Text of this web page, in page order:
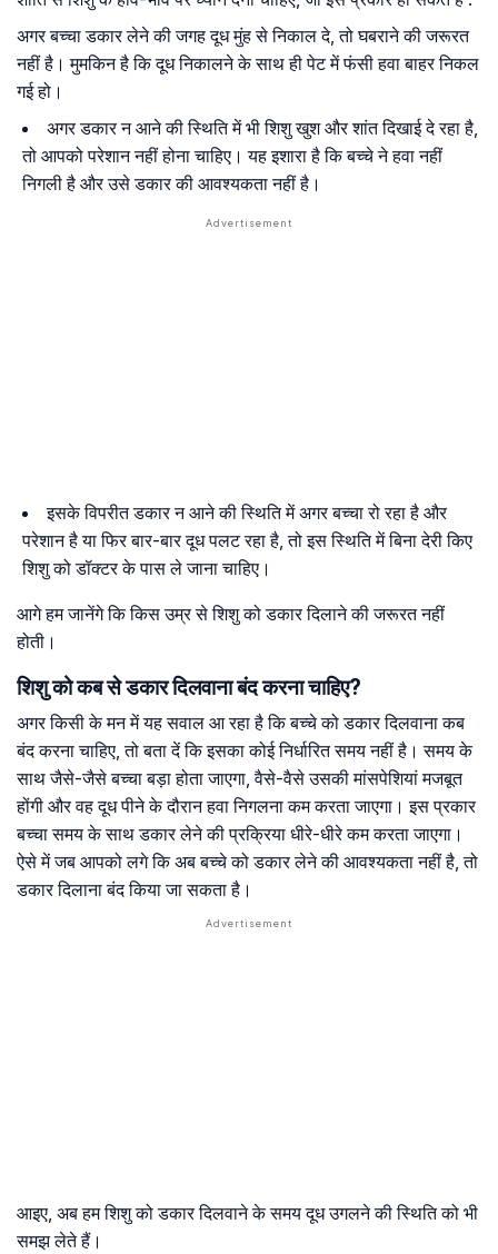
अगर बच्चा डकार लेने की जगह दूध मुंह से निकाल दे, तो घबराने की जरूरत
नहीं है। मुमकिन है कि दूध निकालने के साथ ही पेट में फंसी हवा बाहर निकल
गई हो।
अगर डकार न आने की स्थिति में भी शिशु खुश और शांत दिखाई दे रहा है,
तो आपको परेशान नहीं होना चाहिए। यह इशारा है कि बच्चे ने हवा नहीं
निगली है और उसे डकार की आवश्यकता नहीं है।
इसके विपरीत डकार न आने की स्थिति में अगर बच्चा रो रहा है और
परेशान है या फिर बार-बार दूध पलट रहा है, तो इस स्थिति में बिना देरी किए
शिशु को डॉक्टर के पास ले जाना चाहिए।
आगे हम जानेंगे कि किस उम्र से शिशु को डकार दिलाने की जरूरत नहीं
होती।
शिशु को कब से डकार दिलवाना बंद करना चाहिए?
अगर किसी के मन में यह सवाल आ रहा है कि बच्चे को डकार दिलवाना कब
बंद करना चाहिए, तो बता दें कि इसका कोई निर्धारित समय नहीं है। समय के
साथ जैसे-जैसे बच्चा बड़ा होता जाएगा, वैसे-वैसे उसकी मांसपेशियां मजबूत
होंगी और वह दूध पीने के दौरान हवा निगलना कम करता जाएगा। इस प्रकार
बच्चा समय के साथ डकार लेने की प्रक्रिया धीरे-धीरे कम करता जाएगा।
ऐसे में जब आपको लगे कि अब बच्चे को डकार लेने की आवश्यकता नहीं है, तो
डकार दिलाना बंद किया जा सकता है।
आइए, अब हम शिशु को डकार दिलवाने के समय दूध उगलने की स्थिति को भी
समझ लेते हैं।